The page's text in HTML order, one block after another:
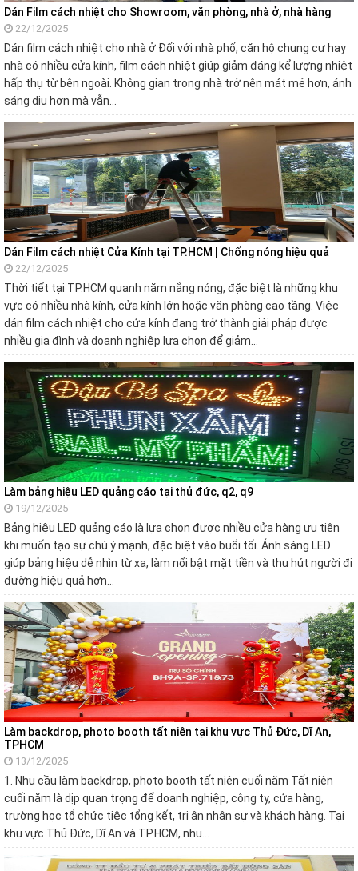
Dán Film cách nhiệt cho Showroom, văn phòng, nhà ở, nhà hàng
22/12/2025
Dán film cách nhiệt cho nhà ở Đối với nhà phố, căn hộ chung cư hay
nhà có nhiều cửa kính, film cách nhiệt giúp giảm đáng kể lượng nhiệt
hấp thụ từ bên ngoài. Không gian trong nhà trở nên mát mẻ hơn, ánh
sáng dịu hơn mà vẫn…
Dán Film cách nhiệt Cửa Kính tại TP.HCM | Chống nóng hiệu quả
22/12/2025
Thời tiết tại TP.HCM quanh năm nắng nóng, đặc biệt là những khu
vực có nhiều nhà kính, cửa kính lớn hoặc văn phòng cao tầng. Việc
dán film cách nhiệt cho cửa kính đang trở thành giải pháp được
nhiều gia đình và doanh nghiệp lựa chọn để giảm…
Làm bảng hiệu LED quảng cáo tại thủ đức, q2, q9
19/12/2025
Bảng hiệu LED quảng cáo là lựa chọn được nhiều cửa hàng ưu tiên
khi muốn tạo sự chú ý mạnh, đặc biệt vào buổi tối. Ánh sáng LED
giúp bảng hiệu dễ nhìn từ xa, làm nổi bật mặt tiền và thu hút người đi
đường hiệu quả hơn…
Làm backdrop, photo booth tất niên tại khu vực Thủ Đức, Dĩ An,
TPHCM
13/12/2025
1. Nhu cầu làm backdrop, photo booth tất niên cuối năm Tất niên
cuối năm là dịp quan trọng để doanh nghiệp, công ty, cửa hàng,
trường học tổ chức tiệc tổng kết, tri ân nhân sự và khách hàng. Tại
khu vực Thủ Đức, Dĩ An và TP.HCM, nhu…